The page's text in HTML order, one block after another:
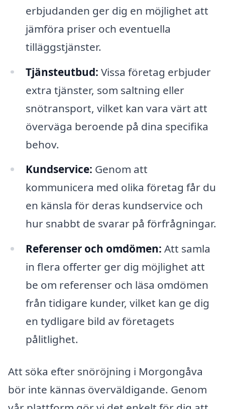
erbjudanden ger dig en möjlighet att
jämföra priser och eventuella
tilläggstjänster.
Tjänsteutbud: Vissa företag erbjuder
extra tjänster, som saltning eller
snötransport, vilket kan vara värt att
överväga beroende på dina specifika
behov.
Kundservice: Genom att
kommunicera med olika företag får du
en känsla för deras kundservice och
hur snabbt de svarar på förfrågningar.
Referenser och omdömen: Att samla
in flera offerter ger dig möjlighet att
be om referenser och läsa omdömen
från tidigare kunder, vilket kan ge dig
en tydligare bild av företagets
pålitlighet.
Att söka efter snöröjning i Morgongåva
bör inte kännas överväldigande. Genom